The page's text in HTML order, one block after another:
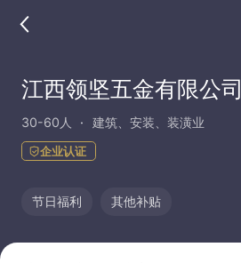
江西领坚五金有限公司
30-60人 建筑、安装、装潢业
企业认证
节日福利 其他补贴